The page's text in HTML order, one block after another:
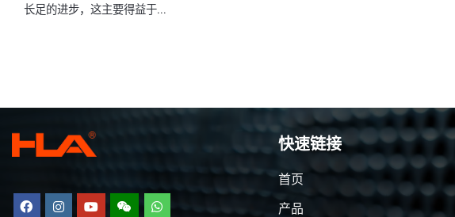
长足的进步，这主要得益于...
快速链接
首页
产品